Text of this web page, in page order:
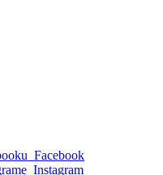
Facebook
Instagram